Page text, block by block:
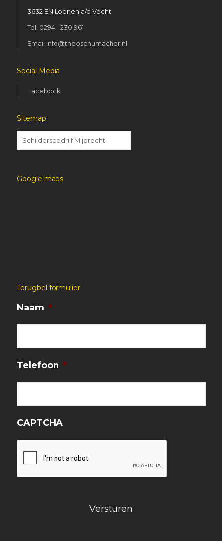
3632 EN Loenen a/d Vecht
Tel: 0294 - 230 961
Email info@theoschumacher.nl
Social Media
Facebook
Sitemap
Google maps
Terugbel formulier
Naam *
Telefoon *
CAPTCHA